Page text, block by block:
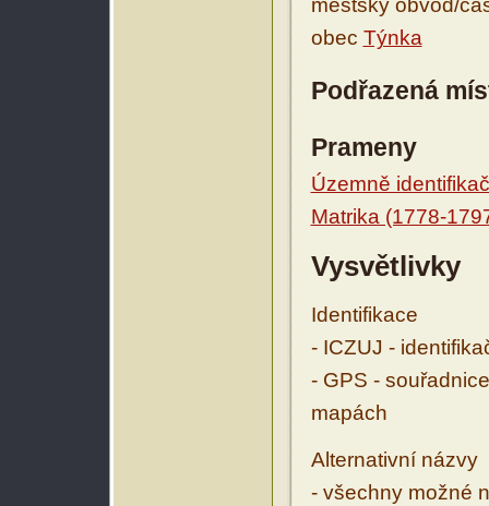
městský obvod/
obec Týnka
Podřazená
Prameny
Územně
Matrika (1778-
Vysvětlivky
Identifikace
- ICZUJ -
- GPS -
mapách
Alternativní názvy
- všechny možné